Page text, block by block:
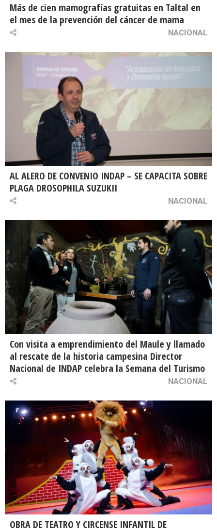
Más de cien mamografías gratuitas en Taltal en
el mes de la prevención del cáncer de mama
NACIONAL
AL ALERO DE CONVENIO INDAP – SE CAPACITA SOBRE
PLAGA DROSOPHILA SUZUKII
NACIONAL
Con visita a emprendimiento del Maule y llamado
al rescate de la historia campesina Director
Nacional de INDAP celebra la Semana del Turismo
NACIONAL
OBRA DE TEATRO Y CIRCENSE INFANTIL DE